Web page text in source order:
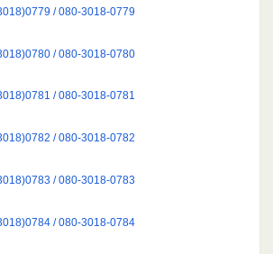
/ 080-3018-0779
/ 080-3018-0780
/ 080-3018-0781
/ 080-3018-0782
/ 080-3018-0783
/ 080-3018-0784